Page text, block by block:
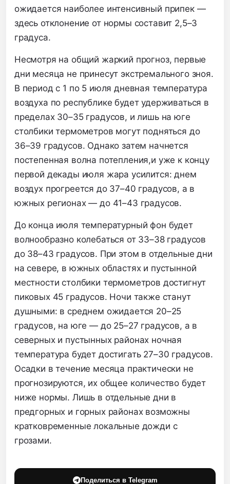
ожидается наиболее интенсивный припек —
здесь отклонение от нормы составит 2,5–3
градуса.
Несмотря на общий жаркий прогноз, первые
дни месяца не принесут экстремального зноя.
В период с 1 по 5 июля дневная температура
воздуха по республике будет удерживаться в
пределах 30–35 градусов, и лишь на юге
столбики термометров могут подняться до
36–39 градусов. Однако затем начнется
постепенная волна потепления,и уже к концу
первой декады июля жара усилится: днем
воздух прогреется до 37–40 градусов, а в
южных регионах — до 41–43 градусов.
До конца июля температурный фон будет
волнообразно колебаться от 33–38 градусов
до 38–43 градусов. При этом в отдельные дни
на севере, в южных областях и пустынной
местности столбики термометров достигнут
пиковых 45 градусов. Ночи также станут
душными: в среднем ожидается 20–25
градусов, на юге — до 25–27 градусов, а в
северных и пустынных районах ночная
температура будет достигать 27–30 градусов.
Осадки в течение месяца практически не
прогнозируются, их общее количество будет
ниже нормы. Лишь в отдельные дни в
предгорных и горных районах возможны
кратковременные локальные дожди с
грозами.
Поделиться в Telegram